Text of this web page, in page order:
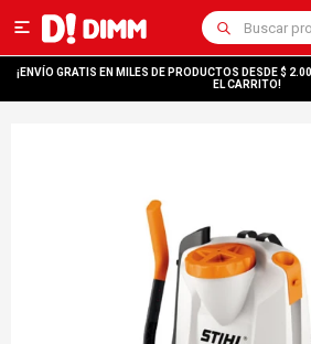

¡ENVÍO GRATIS EN MILES DE PRODUCTOS DESDE $
EL CARRITO!